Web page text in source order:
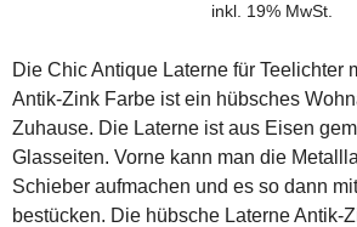
inkl. 19% MwSt.
Die Chic Antique Laterne für Teelichter
Antik-Zink Farbe ist ein hübsches
Zuhause. Die Laterne ist aus Eisen
Glasseiten. Vorne kann man die
Schieber aufmachen und es so dann
bestücken. Die hübsche Laterne Antik-